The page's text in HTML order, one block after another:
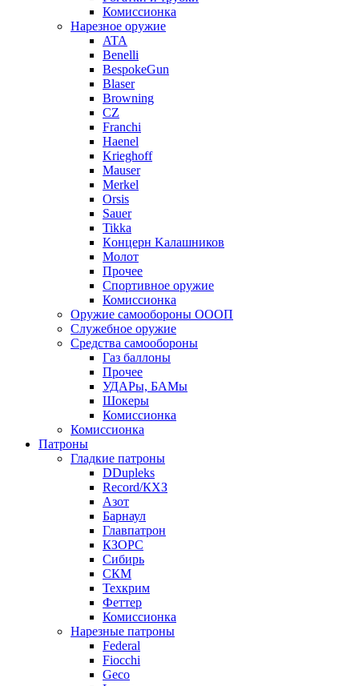
Комиссионка
Нарезное оружие
ATA
Benelli
BespokeGun
Blaser
Browning
CZ
Franchi
Haenel
Krieghoff
Mauser
Merkel
Orsis
Sauer
Tikka
Кoнцеpн Kалашников
Молот
Прочее
Спортивное оружие
Комиссионка
Оружие самообороны ОООП
Служебное оружие
Средства самообороны
Газ баллоны
Прочее
УДАРы, БАМы
Шокеры
Комиссионка
Комиссионка
Патроны
Гладкие патроны
DDupleks
Record/КХЗ
Азот
Барнаул
Главпатрон
КЗОРС
Сибирь
СКМ
Техкрим
Феттер
Комиссионка
Нарезные патроны
Federal
Fiocchi
Geco